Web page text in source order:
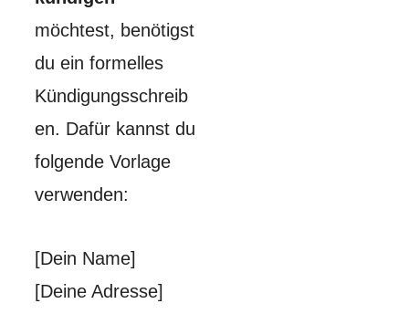
möchtest, benötigst
du ein formelles
Kündigungsschreib
en. Dafür kannst du
folgende Vorlage
verwenden:
[Dein Name]
[Deine Adresse]